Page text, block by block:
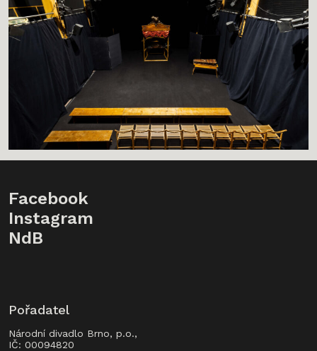
Facebook
Instagram
NdB
Pořadatel
Národní divadlo Brno, p.o.,
IČ: 00094820